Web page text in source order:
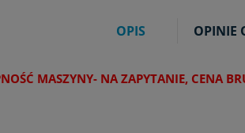
OPIS OPINIE
MASZYNY- NA ZAPYTANIE, CENA